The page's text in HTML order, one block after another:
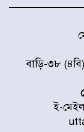
বাড়ি-৩৮
ই-